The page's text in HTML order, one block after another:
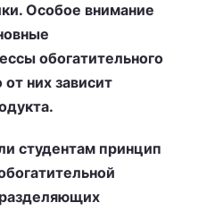
Особое внимание
обогатительного
них зависит
студентам принцип